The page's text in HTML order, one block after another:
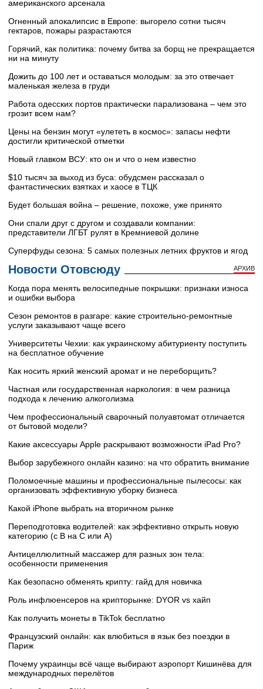
американского арсенала
Огненный апокалипсис в Европе: выгорело сотни тысяч
гектаров, пожары разрастаются
Горячий, как политика: почему битва за борщ не прекращается
ни на минуту
Дожить до 100 лет и оставаться молодым: за это отвечает
маленькая железа в груди
Работа одесских портов практически парализована – чем это
грозит всем нам?
Цены на бензин могут «улететь в космос»: запасы нефти
достигли критической отметки
Новый главком ВСУ: кто он и что о нем известно
$10 тысяч за выход из буса: обудсмен рассказал о
фантастических взятках и хаосе в ТЦК
Будет большая война – решение, похоже, уже принято
Они спали друг с другом и создавали компании:
представители ЛГБТ рулят в Кремниевой долине
Суперфуды сезона: 5 самых полезных летних фруктов и ягод
Новости Отовсюду АРХИВ
Когда пора менять велосипедные покрышки: признаки износа
и ошибки выбора
Сезон ремонтов в разгаре: какие строительно-ремонтные
услуги заказывают чаще всего
Университеты Чехии: как украинскому абитуриенту поступить
на бесплатное обучение
Как носить яркий женский аромат и не переборщить?
Частная или государственная наркология: в чем разница
подхода к лечению алкоголизма
Чем профессиональный сварочный полуавтомат отличается
от бытовой модели?
Какие аксессуары Apple раскрывают возможности iPad Pro?
Выбор зарубежного онлайн казино: на что обратить внимание
Поломоечные машины и профессиональные пылесосы: как
организовать эффективную уборку бизнеса
Какой iPhone выбрать на вторичном рынке
Переподготовка водителей: как эффективно открыть новую
категорию (с B на C или А)
Антицеллюлитный массажер для разных зон тела:
особенности применения
Как безопасно обменять крипту: гайд для новичка
Роль инфлюенсеров на крипторынке: DYOR vs хайп
Как получить монеты в TikTok бесплатно
Французский онлайн: как влюбиться в язык без поездки в
Париж
Почему украинцы всё чаще выбирают аэропорт Кишинёва для
международных перелётов